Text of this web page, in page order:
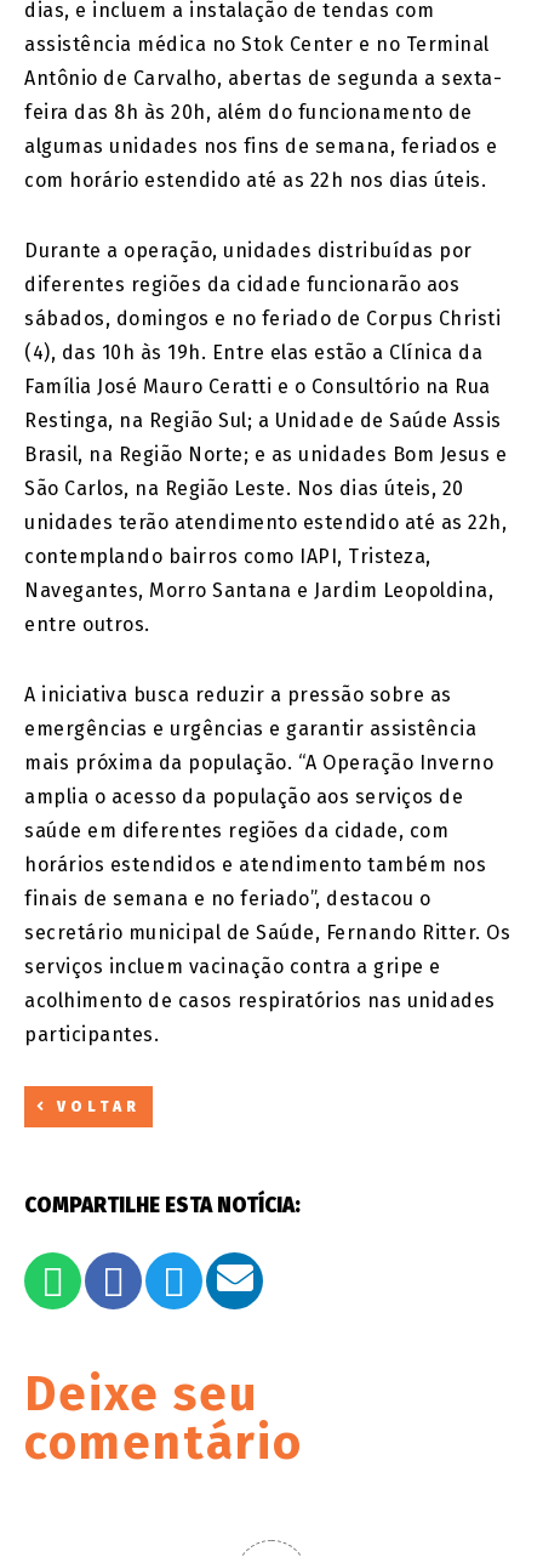
dias, e incluem a instalação de tendas com
assistência médica no Stok Center e no Terminal
Antônio de Carvalho, abertas de segunda a sexta-
feira das 8h às 20h, além do funcionamento de
algumas unidades nos fins de semana, feriados e
com horário estendido até as 22h nos dias úteis.
Durante a operação, unidades distribuídas por
diferentes regiões da cidade funcionarão aos
sábados, domingos e no feriado de Corpus Christi
(4), das 10h às 19h. Entre elas estão a Clínica da
Família José Mauro Ceratti e o Consultório na Rua
Restinga, na Região Sul; a Unidade de Saúde Assis
Brasil, na Região Norte; e as unidades Bom Jesus e
São Carlos, na Região Leste. Nos dias úteis, 20
unidades terão atendimento estendido até as 22h,
contemplando bairros como IAPI, Tristeza,
Navegantes, Morro Santana e Jardim Leopoldina,
entre outros.
A iniciativa busca reduzir a pressão sobre as
emergências e urgências e garantir assistência
mais próxima da população. “A Operação Inverno
amplia o acesso da população aos serviços de
saúde em diferentes regiões da cidade, com
horários estendidos e atendimento também nos
finais de semana e no feriado”, destacou o
secretário municipal de Saúde, Fernando Ritter. Os
serviços incluem vacinação contra a gripe e
acolhimento de casos respiratórios nas unidades
participantes.
VOLTAR
COMPARTILHE ESTA NOTÍCIA:
Deixe seu
comentário